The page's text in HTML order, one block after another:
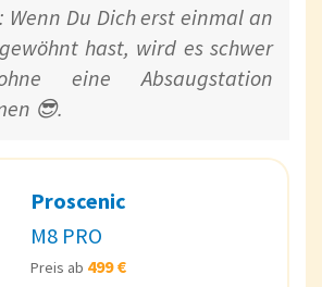
Wenn Du Dich erst einmal an
hast, wird es schwer
eine Absaugstation
😎.
Proscenic
M8 PRO
Preis ab 499 €